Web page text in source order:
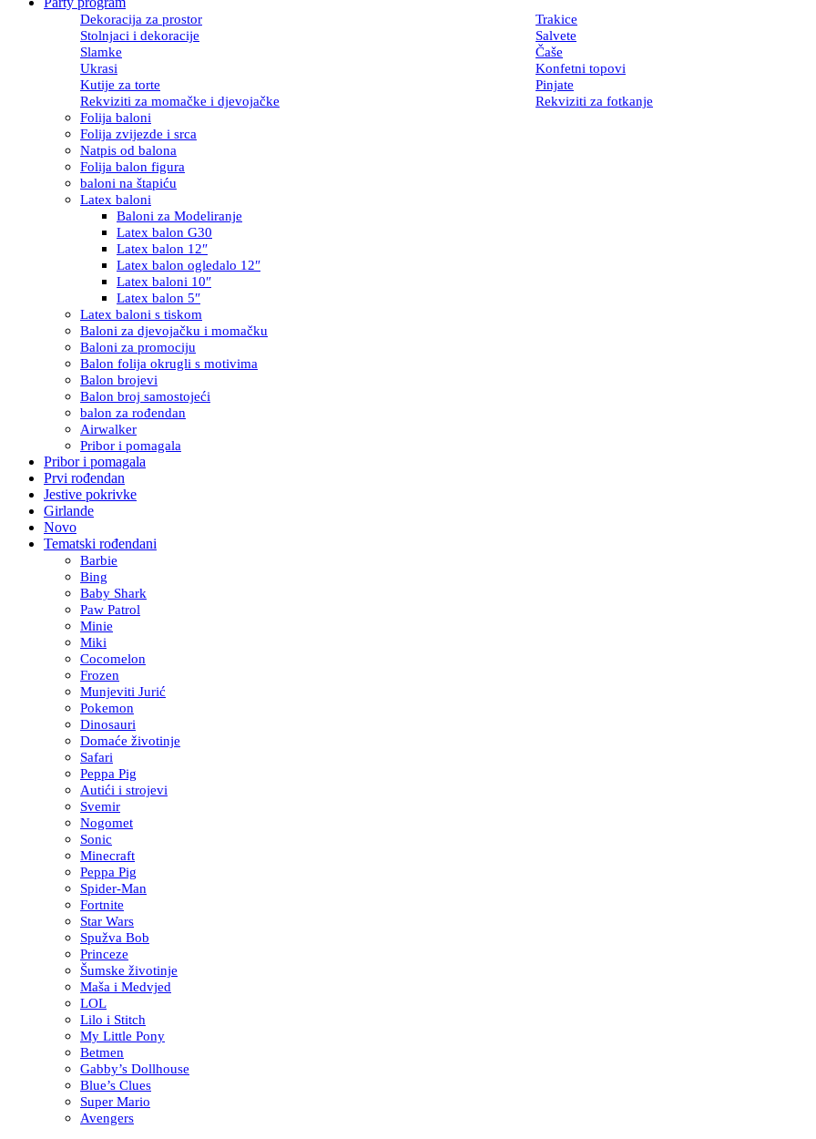
Dekoracija za prostor
Trakice
Stolnjaci i dekoracije
Salvete
Slamke
Čaše
Ukrasi
Konfetni topovi
Kutije za torte
Pinjate
Rekviziti za momačke i djevojačke
Rekviziti za fotkanje
Folija baloni
Folija zvijezde i srca
Natpis od balona
Folija balon figura
baloni na štapiću
Latex baloni
Baloni za Modeliranje
Latex balon G30
Latex balon 12″
Latex balon ogledalo 12″
Latex baloni 10″
Latex balon 5″
Latex baloni s tiskom
Baloni za djevojačku i momačku
Baloni za promociju
Balon folija okrugli s motivima
Balon brojevi
Balon broj samostojeći
balon za rođendan
Airwalker
Pribor i pomagala
Pribor i pomagala
Prvi rođendan
Jestive pokrivke
Girlande
Novo
Tematski rođendani
Barbie
Bing
Baby Shark
Paw Patrol
Minie
Miki
Cocomelon
Frozen
Munjeviti Jurić
Pokemon
Dinosauri
Domaće životinje
Safari
Peppa Pig
Autići i strojevi
Svemir
Nogomet
Sonic
Minecraft
Peppa Pig
Spider-Man
Fortnite
Star Wars
Spužva Bob
Princeze
Šumske životinje
Maša i Medvjed
LOL
Lilo i Stitch
My Little Pony
Betmen
Gabby’s Dollhouse
Blue’s Clues
Super Mario
Avengers